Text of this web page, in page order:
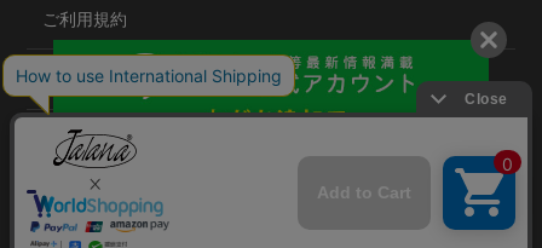
ご利用規約
プライバシーポリシー
特定商取引法について
会社概要